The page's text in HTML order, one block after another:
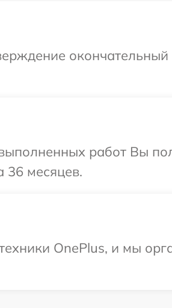
окончательный
работ Вы
36 месяцев.
OnePlus, и мы